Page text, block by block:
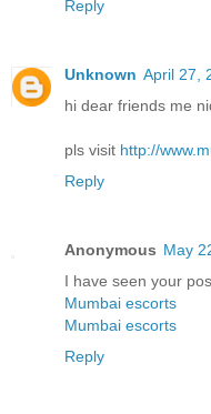
Reply
Unknown April 27,
hi dear friends me
pls visit http://
Reply
Anonymous May
I have seen your
Mumbai escorts
Mumbai escorts
Reply